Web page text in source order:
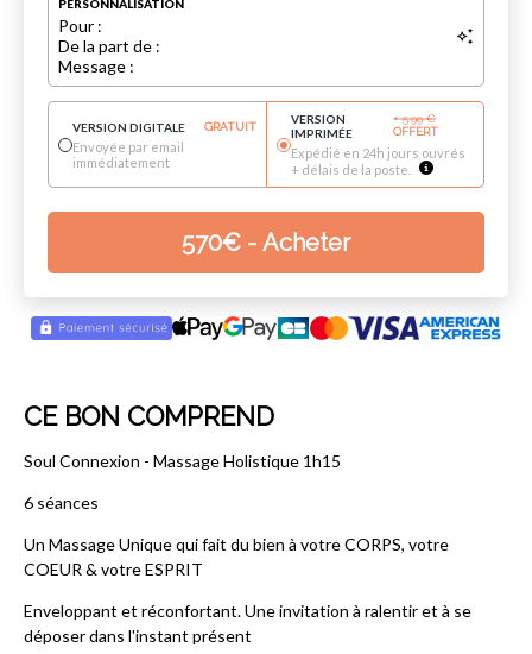
PERSONNALISATION
Pour :
De la part de :
Message :
VERSION DIGITALE GRATUIT
Envoyée par email
immédiatement
VERSION
IMPRIMÉE
+5.99 €
OFFERT
Expédié en 24h jours ouvrés
+ délais de la poste.
570€ - Acheter
CE BON COMPREND
Soul Connexion - Massage Holistique 1h15
6 séances
Un Massage Unique qui fait du bien à votre CORPS, votre
COEUR & votre ESPRIT
Enveloppant et réconfortant. Une invitation à ralentir et à se
déposer dans l'instant présent